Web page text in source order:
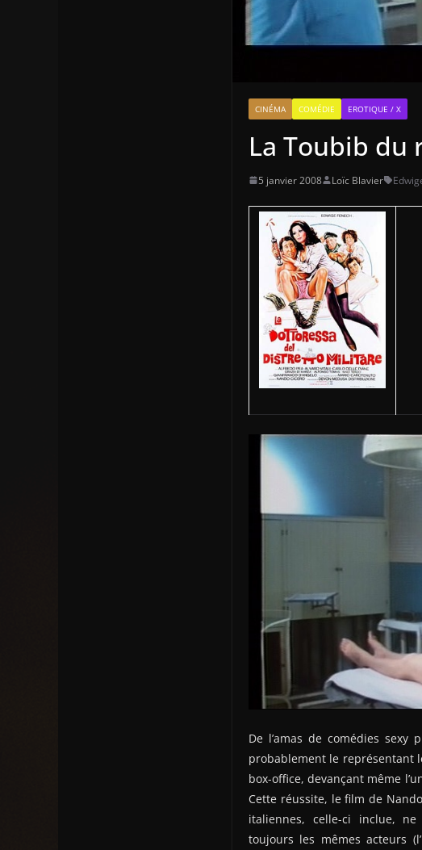
CINÉMA COMÉDIE EROTIQUE / X
La Toubib du
5 janvier 2008 Loïc Blavier
De l’amas de comédies sexy
probablement le représentant
box-office, devançant même
Cette réussite, le film de
italiennes, celle-ci inclue,
toujours les mêmes acteurs